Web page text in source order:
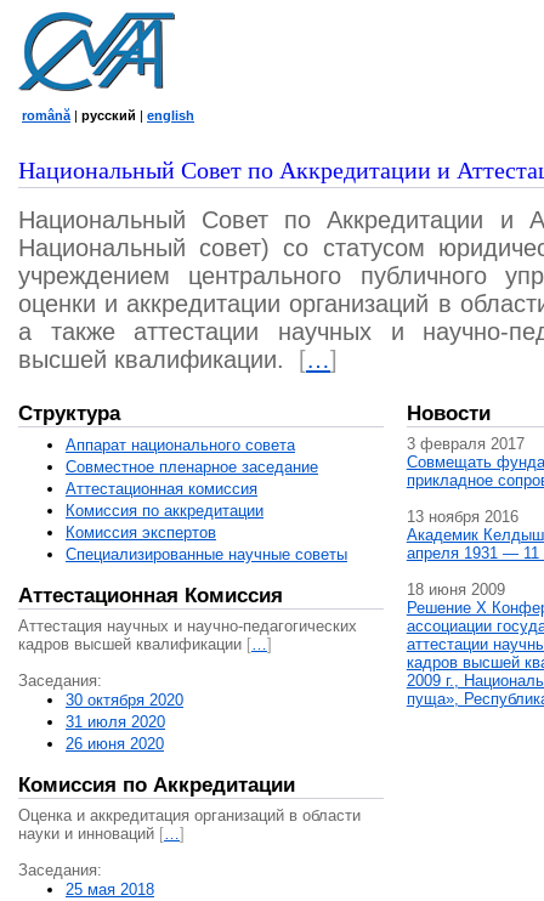
română | русский | english
Национальный Совет по Аккредитации и
Национальный Совет по Аккредитации и
Национальный совет) со статусом
учреждением центрального публичного
оценки и аккредитации организаций в
а также аттестации научных и научно-
высшей квалификации.
[…]
Структура
Аппарат национального совета
Совместное пленарное заседание
Аттестационная комисcия
Комиссия по аккредитации
Комиссия экспертов
Специализированные научные советы
Аттестационная Комиссия
Аттестация научных и научно-педагогических
кадров высшей квалификации […]
Заседания:
30 октября 2020
31 июля 2020
26 июня 2020
Комиссия по Аккредитации
Оценка и аккредитация организаций в области
науки и инноваций […]
Заседания:
25 мая 2018
Новости
3 февраля 2017
Совмещать
прикладное
13 ноября 2016
Академик
апреля 1931 — 11
18 июня 2009
Решение X
ассоциации
аттестации
кадров высшей
2009 г.,
пуща»,